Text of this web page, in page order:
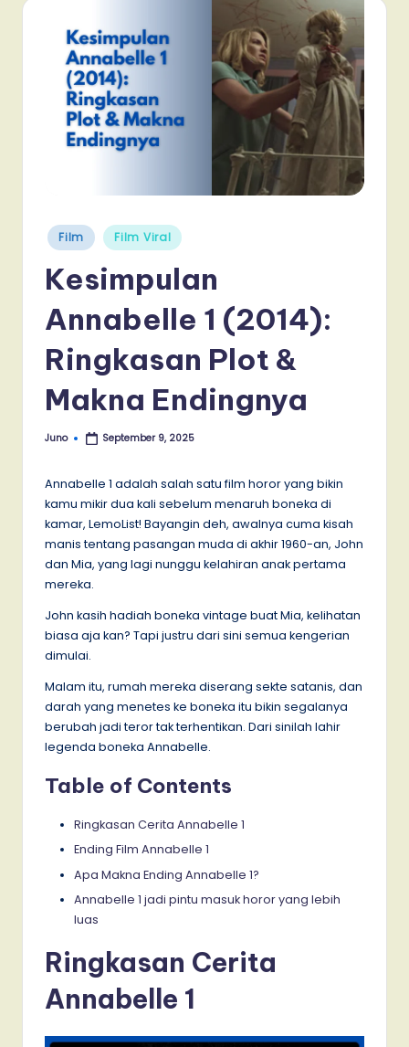
Posted
in
Film Film Viral
Kesimpulan
Annabelle 1 (2014):
Ringkasan Plot &
Makna Endingnya
Posted
Juno September 9, 2025
Annabelle 1 adalah salah satu film horor yang bikin
kamu mikir dua kali sebelum menaruh boneka di
kamar, LemoList! Bayangin deh, awalnya cuma kisah
manis tentang pasangan muda di akhir 1960-an, John
dan Mia, yang lagi nunggu kelahiran anak pertama
mereka.
John kasih hadiah boneka vintage buat Mia, kelihatan
biasa aja kan? Tapi justru dari sini semua kengerian
dimulai.
Malam itu, rumah mereka diserang sekte satanis, dan
darah yang menetes ke boneka itu bikin segalanya
berubah jadi teror tak terhentikan. Dari sinilah lahir
legenda boneka Annabelle.
Table of Contents
Ringkasan Cerita Annabelle 1
Ending Film Annabelle 1
Apa Makna Ending Annabelle 1?
Annabelle 1 jadi pintu masuk horor yang lebih
luas
Ringkasan Cerita
Annabelle 1